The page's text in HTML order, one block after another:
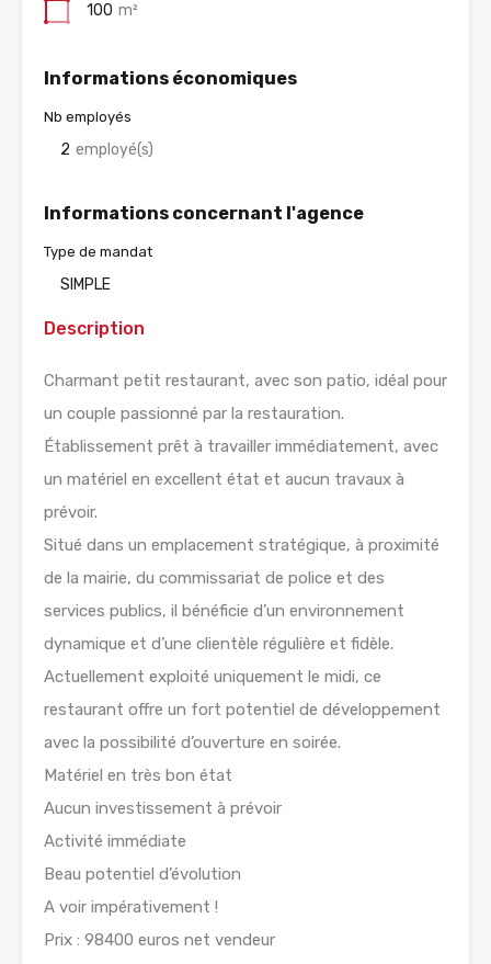
100 m²
Informations économiques
Nb employés
2 employé(s)
Informations concernant l'agence
Type de mandat
SIMPLE
Description
Charmant petit restaurant, avec son patio, idéal pour
un couple passionné par la restauration.
Établissement prêt à travailler immédiatement, avec
un matériel en excellent état et aucun travaux à
prévoir.
Situé dans un emplacement stratégique, à proximité
de la mairie, du commissariat de police et des
services publics, il bénéficie d’un environnement
dynamique et d’une clientèle régulière et fidèle.
Actuellement exploité uniquement le midi, ce
restaurant offre un fort potentiel de développement
avec la possibilité d’ouverture en soirée.
Matériel en très bon état
Aucun investissement à prévoir
Activité immédiate
Beau potentiel d’évolution
A voir impérativement !
Prix : 98400 euros net vendeur